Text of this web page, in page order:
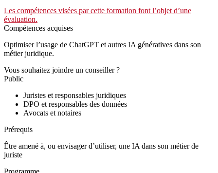
Les compétences visées par cette formation font l’objet d’une
évaluation.
Compétences acquises
Optimiser l’usage de ChatGPT et autres IA génératives dans son
métier juridique.
Vous souhaitez joindre un conseiller ?
Public
Juristes et responsables juridiques
DPO et responsables des données
Avocats et notaires
Prérequis
Être amené à, ou envisager d’utiliser, une IA dans son métier de
juriste